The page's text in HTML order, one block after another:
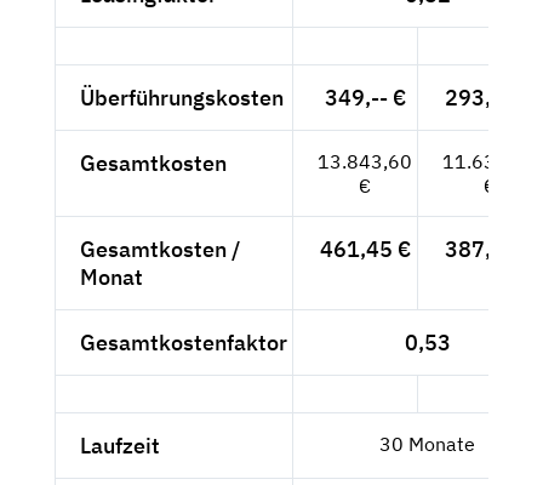
Überführungskosten 349,-- € 293,28 €
Gesamtkosten
13.843,60
€
11.633,28
€
Gesamtkosten /
Monat
461,45 € 387,78 €
Gesamtkostenfaktor 0,53
Laufzeit 30 Monate